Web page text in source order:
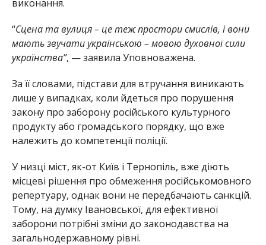
виконання.
“Сцена та вулиця – це теж простори смислів, і вони
мають звучати українською – мовою духовної сили
українства”, — заявила Уповноважена.
За її словами, підстави для втручання виникають
лише у випадках, коли йдеться про порушення
закону про заборону російського культурного
продукту або громадського порядку, що вже
належить до компетенції поліції.
У низці міст, як-от Київ і Тернопіль, вже діють
місцеві рішення про обмеження російськомовного
репертуару, однак вони не передбачають санкцій.
Тому, на думку Івановської, для ефективної
заборони потрібні зміни до законодавства на
загальнодержавному рівні.